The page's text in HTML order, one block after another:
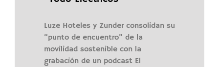
Luze Hoteles y Zunder consolidan su
“punto de encuentro” de la
movilidad sostenible con la
grabación de un podcast El